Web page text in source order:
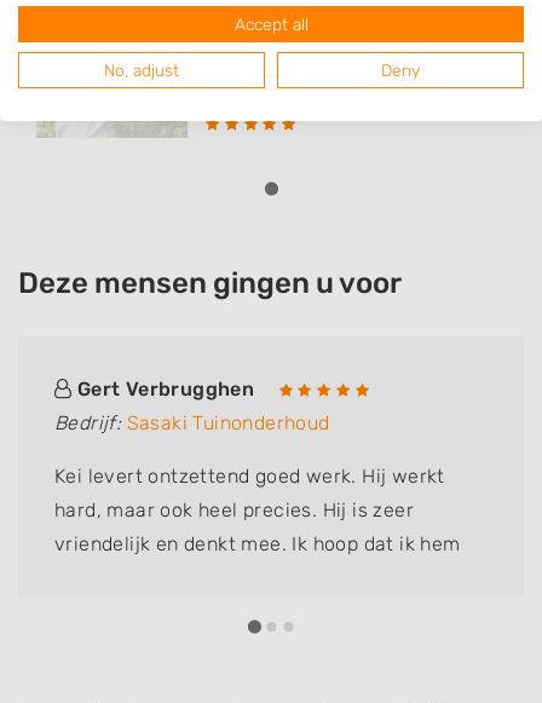
Op den Toum 59
Deze mensen gingen u voor
Gert Verbrugghen
Bedrijf: Sasaki Tuinonderhoud
Kei levert ontzettend goed werk. Hij werkt
hard, maar ook heel precies. Hij is zeer
vriendelijk en denkt mee. Ik hoop dat ik hem
Accept all
No, adjust Deny